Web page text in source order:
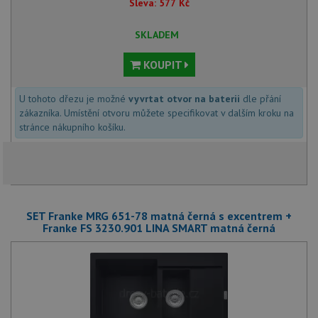
Sleva: 577 Kč
SKLADEM
KOUPIT
U tohoto dřezu je možné vyvrtat otvor na baterii dle přání
zákazníka. Umístění otvoru můžete specifikovat v dalším kroku na
stránce nákupního košíku.
SET Franke MRG 651-78 matná černá s excentrem +
Franke FS 3230.901 LINA SMART matná černá